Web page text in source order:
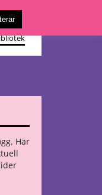
ditt
Här